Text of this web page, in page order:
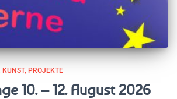
KUNST PROJEKTE
10. – 12. August 2026